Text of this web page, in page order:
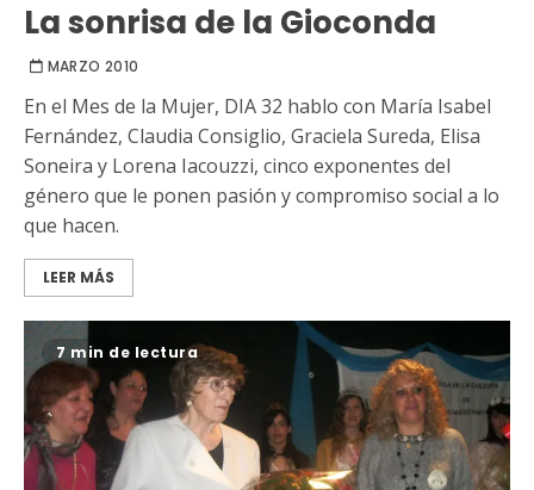
La sonrisa de la Gioconda
MARZO 2010
En el Mes de la Mujer, DIA 32 hablo con María Isabel
Fernández, Claudia Consiglio, Graciela Sureda, Elisa
Soneira y Lorena Iacouzzi, cinco exponentes del
género que le ponen pasión y compromiso social a lo
que hacen.
LEER MÁS
7 min de lectura